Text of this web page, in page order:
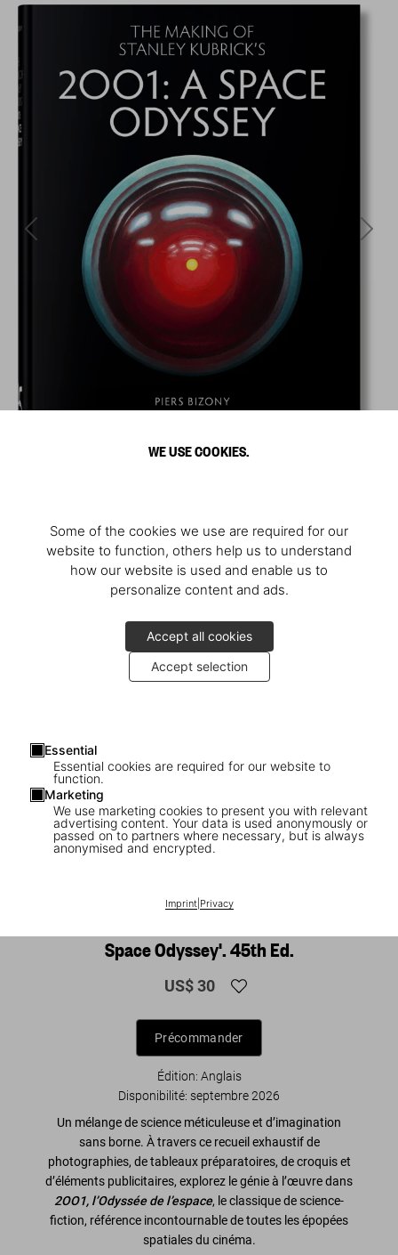
WE USE COOKIES.
Some of the cookies we use are required for our
website to function, others help us to understand
how our website is used and enable us to
personalize content and ads.
Accept all cookies
Accept selection
Essential
Essential cookies are required for our website to
function.
Marketing
We use marketing cookies to present you with relevant
advertising content. Your data is used anonymously or
passed on to partners where necessary, but is always
anonymised and encrypted.
Imprint| Privacy
1/16
NEW
Space Odyssey'. 45th Ed.
US$ 30
Précommander
Édition: Anglais
Disponibilité: septembre 2026
Un mélange de science méticuleuse et d’imagination
sans borne. À travers ce recueil exhaustif de
photographies, de tableaux préparatoires, de croquis et
d’éléments publicitaires, explorez le génie à l’œuvre dans
2OO1, l’Odyssée de l’espace, le classique de science-
fiction, référence incontournable de toutes les épopées
spatiales du cinéma.